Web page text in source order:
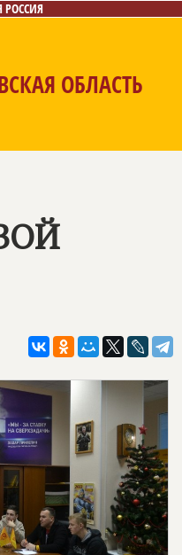
РОССИЯ
ОБЛАСТЬ